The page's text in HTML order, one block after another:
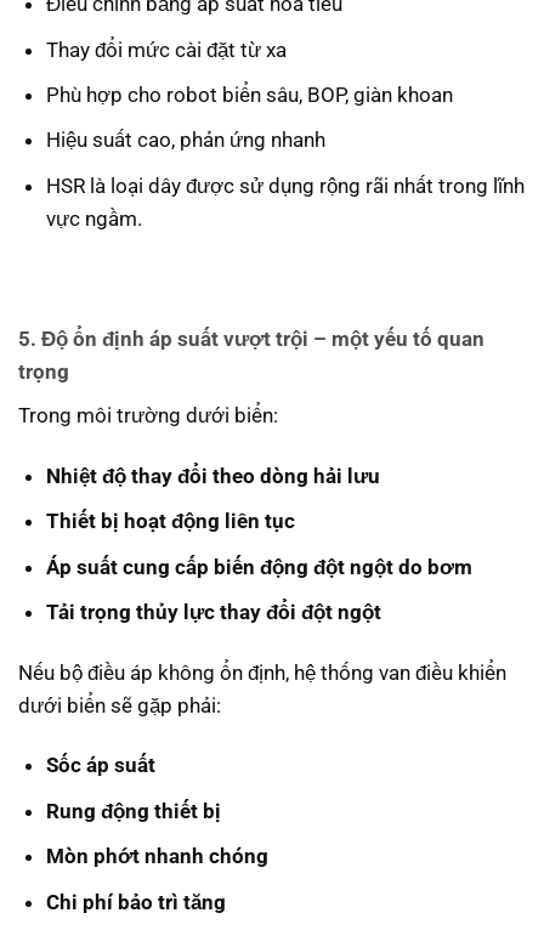
Thay đổi mức cài đặt từ xa
Phù hợp cho robot biển sâu, BOP, giàn khoan
Hiệu suất cao, phản ứng nhanh
HSR là loại dây được sử dụng rộng rãi nhất trong lĩnh
vực ngầm.
5. Độ ổn định áp suất vượt trội – một yếu tố quan
trọng
Trong môi trường dưới biển:
Nhiệt độ thay đổi theo dòng hải lưu
Thiết bị hoạt động liên tục
Áp suất cung cấp biến động đột ngột do bơm
Tải trọng thủy lực thay đổi đột ngột
Nếu bộ điều áp không ổn định, hệ thống van điều khiển
dưới biển sẽ gặp phải:
Sốc áp suất
Rung động thiết bị
Mòn phớt nhanh chóng
Chi phí bảo trì tăng